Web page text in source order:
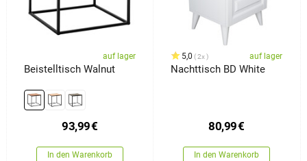
auf lager
Beistelltisch Walnut
93,99€
In den Warenkorb
5,0 2x auf lager
Nachttisch BD White
80,99€
In den Warenkorb